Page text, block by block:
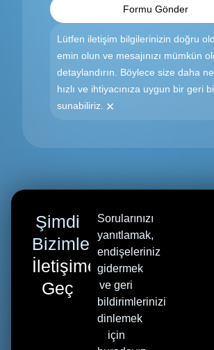
Formu Gönder
Lütfen iletişim bilgilerinizin doğru
emin olun ve mesajınızı mümkün
detaylandırın. Böylece size daha
hızlı ve ihtiyacınıza uygun bir geri
sunabiliriz.
×
Şimdi
Bizimle
İletişime
Geç
Sorularınızı
yanıtlamak,
endişeleriniz
gidermek
ve geri
bildirimlerinizi
dinlemek
için